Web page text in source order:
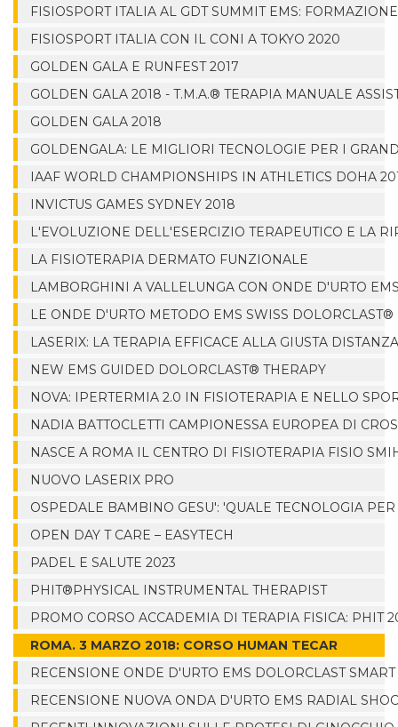
FISIOSPORT ITALIA AL GDT SUMMIT EMS:
FISIOSPORT ITALIA CON IL CONI A TOKYO 2020
GOLDEN GALA E RUNFEST 2017
GOLDEN GALA 2018 - T.M.A.® TERAPIA MANUALE
GOLDEN GALA 2018
GOLDENGALA: LE MIGLIORI TECNOLOGIE PER I
IAAF WORLD CHAMPIONSHIPS IN ATHLETICS DOHA
INVICTUS GAMES SYDNEY 2018
L'EVOLUZIONE DELL'ESERCIZIO TERAPEUTICO E LA
LA FISIOTERAPIA DERMATO FUNZIONALE
LAMBORGHINI A VALLELUNGA CON ONDE D'URTO
LE ONDE D'URTO METODO EMS SWISS DOLORCLAST®
LASERIX: LA TERAPIA EFFICACE ALLA GIUSTA
NEW EMS GUIDED DOLORCLAST® THERAPY
NOVA: IPERTERMIA 2.0 IN FISIOTERAPIA E NELLO
NADIA BATTOCLETTI CAMPIONESSA EUROPEA DI
NASCE A ROMA IL CENTRO DI FISIOTERAPIA FISIO
NUOVO LASERIX PRO
OSPEDALE BAMBINO GESU': 'QUALE TECNOLOGIA
OPEN DAY T CARE – EASYTECH
PADEL E SALUTE 2023
PHIT®PHYSICAL INSTRUMENTAL THERAPIST
PROMO CORSO ACCADEMIA DI TERAPIA FISICA: PHIT
ROMA. 3 MARZO 2018: CORSO HUMAN TECAR
RECENSIONE ONDE D'URTO EMS DOLORCLAST
RECENSIONE NUOVA ONDA D'URTO EMS RADIAL